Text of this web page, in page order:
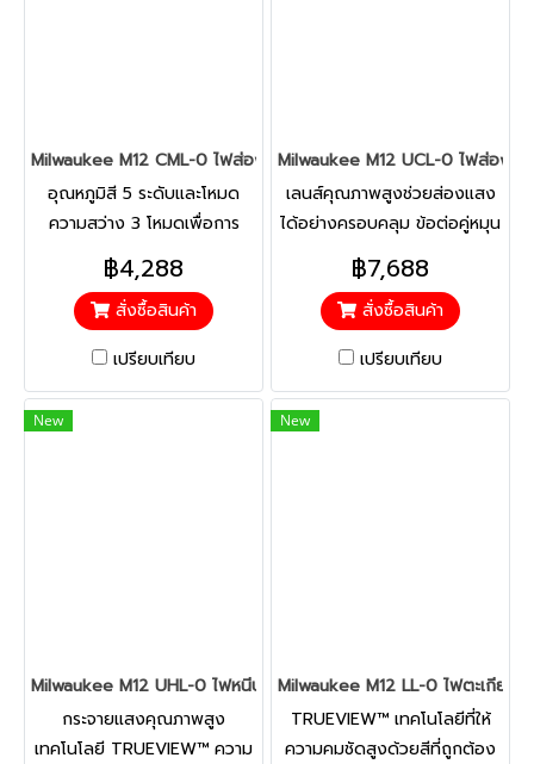
Milwaukee M12 CML-0 ไฟส่องเทียบสีไร้สาย 12 โวลต์ (เครื่องเปล่า)
อุณหภูมิสี 5 ระดับและโหมด
ความสว่าง 3 โหมดเพื่อการ
ควบคุมที่สมบูรณ์ แม่เหล็กที่
แข็งแกร่งสำหรับการจัดเก็บ ทน
ต่อสารเคมีต่อสารเคมีที่มีฤทธิ์
ตัวถังรถยนต์
฿4,288
สั่งซื้อสินค้า
เปรียบเทียบ
Milwaukee M12 UCL-0 ไฟส่องใต้
เลนส์คุณภาพสูงช่วยส่องแสง
ได้อย่างครอบคลุม ข้อต่อคู่หมุน
ได้ 300° ในแนวนอนและ 180°
ในแนวตั้ง ฐานแม่เหล็กสำหรับ
ยึดและก้านแม่เหล็กขนาด 30
สลักเกลียว
฿7,688
สั่งซื้อสินค้า
เปรียบเทียบ
New
Milwaukee M12 UHL-0 ไฟหนีบฝากระโปรง/ส่องพื้นที่ 12 โวลต์ (เครื่อ
กระจายแสงคุณภาพสูง
เทคโนโลยี TRUEVIEW™ ความ
New
Milwaukee M12 LL-0 ไฟตะเกียง
TRUEVIEW™ เทคโนโลยีที่ให้
ความคมชัดสูงด้วยสีที่ถูกต้อง